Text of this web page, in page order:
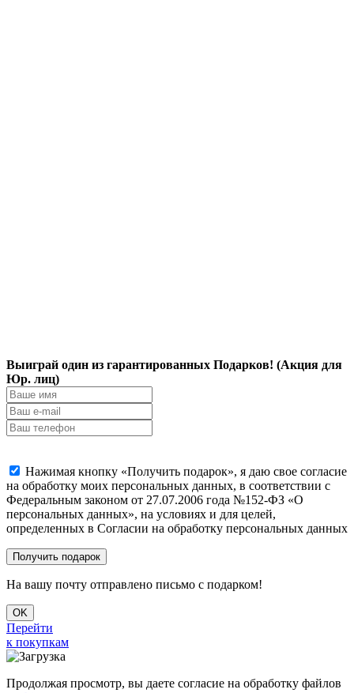
Выиграй один из гарантированных Подарков! (Акция для
Юр. лиц)
Нажимая кнопку «Получить подарок», я даю свое согласие
на обработку моих персональных данных, в соответствии с
Федеральным законом от 27.07.2006 года №152-ФЗ «О
персональных данных», на условиях и для целей,
определенных в Согласии на обработку персональных данных
На вашу почту отправлено письмо с подарком!
OK
Перейти
к покупкам
Продолжая просмотр, вы даете согласие на обработку файлов